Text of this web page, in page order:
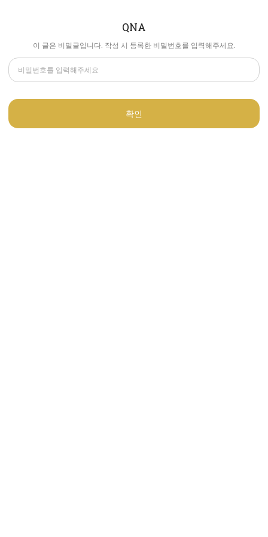
QNA
이 글은 비밀글입니다. 작성 시 등록한 비밀번호를 입력해주세요.
확인